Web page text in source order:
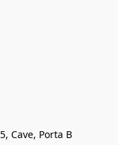
Cave, Porta B